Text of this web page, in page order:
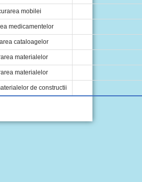
mobilei
medicamentelor
cataloagelor
materialelor
materialelor
de constructii